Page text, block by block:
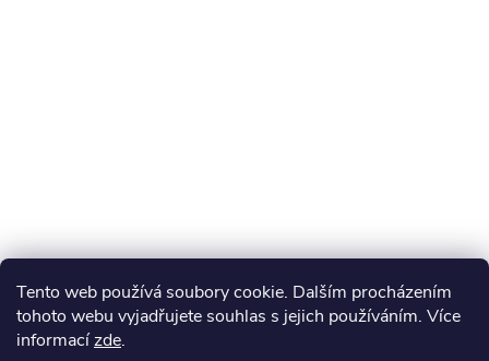
Tento web používá soubory cookie. Dalším procházením
tohoto webu vyjadřujete souhlas s jejich používáním. Více
informacízde.